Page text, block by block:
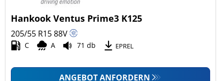
Hankook Ventus Prime3 K125
205/55 R1588V
C A 71 db EPREL
ANGEBOT ANFORDERN